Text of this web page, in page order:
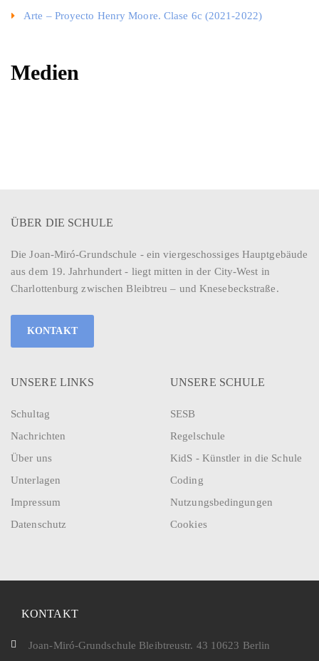
Medien
Arte – Proyecto Henry Moore. Clase 6c (2021-2022)
ÜBER DIE SCHULE
Die Joan-Miró-Grundschule - ein viergeschossiges Hauptgebäude
aus dem 19. Jahrhundert - liegt mitten in der City-West in
Charlottenburg zwischen Bleibtreu – und Knesebeckstraße.
KONTAKT
UNSERE LINKS
Schultag
Nachrichten
Über uns
Unterlagen
Impressum
Datenschutz
UNSERE SCHULE
SESB
Regelschule
KidS - Künstler in die Schule
Coding
Nutzungsbedingungen
Cookies
KONTAKT
Joan-Miró-Grundschule Bleibtreustr. 43 10623 Berlin